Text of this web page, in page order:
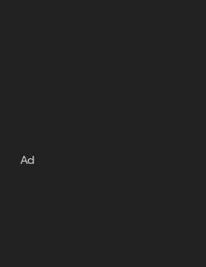
Ad